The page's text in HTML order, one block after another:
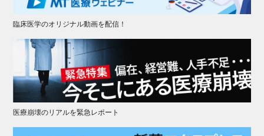
臨床医学のオリジナル動画を配信！
医療崩壊のリアルを緊急レポート